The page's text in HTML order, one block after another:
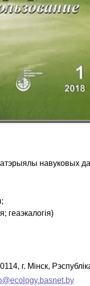
навуковых
геаэкалогія)
г. Мінск,